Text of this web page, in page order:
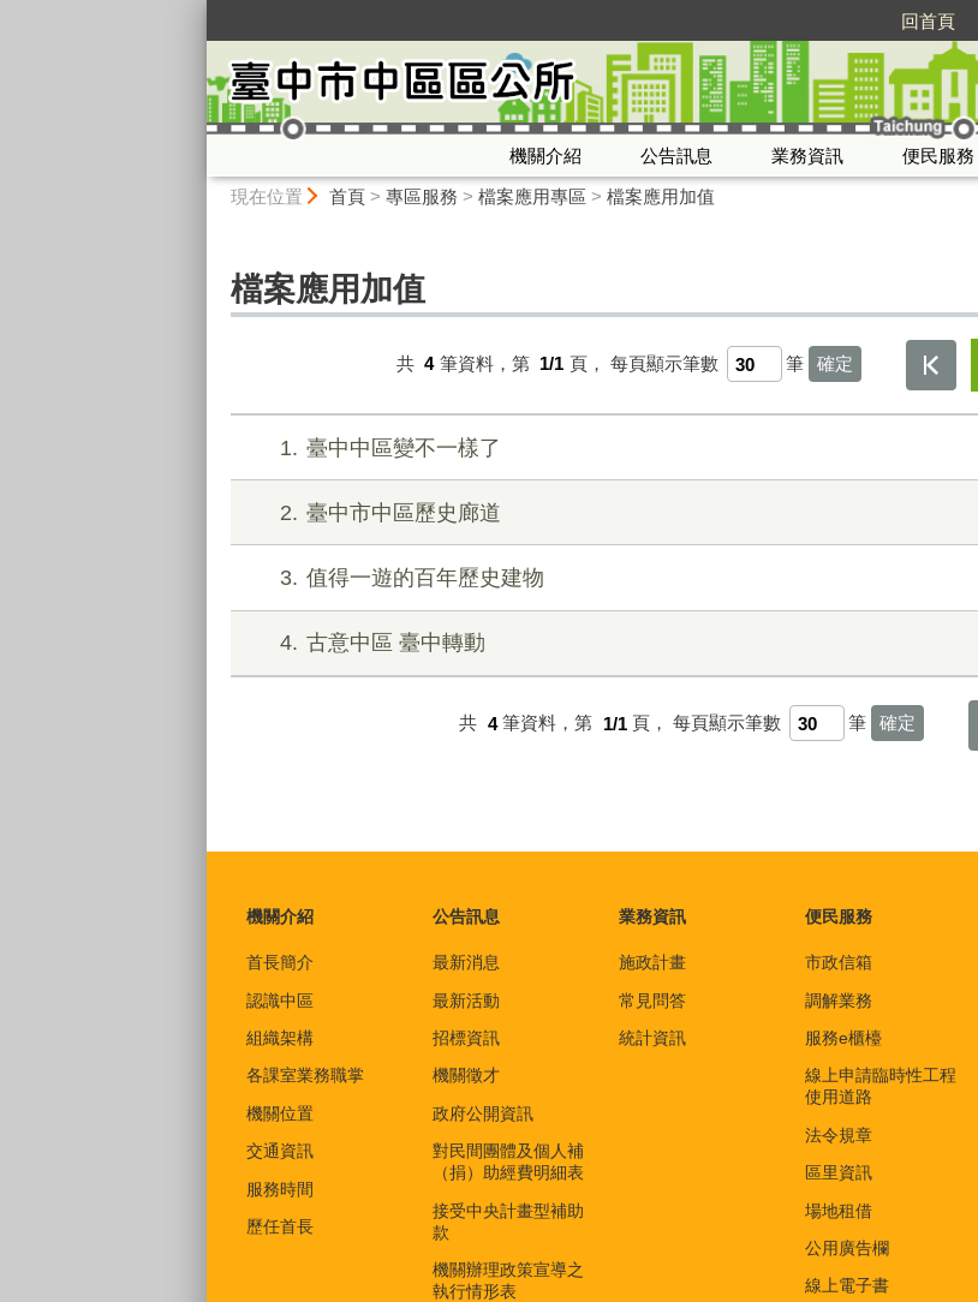
回首頁
機關介紹 公告訊息 業務資訊 便民服務
現在位置 首頁> 專區服務 > 檔案應用專區 > 檔案應用加值
檔案應用加值
共 4 筆資料，第 1/1 頁， 每頁顯示筆數 筆
1 臺中中區變不一樣了
2 臺中市中區歷史廊道
3 值得一遊的百年歷史建物
4 古意中區 臺中轉動
共 4 筆資料，第 1/1 頁， 每頁顯示筆數 筆
機關介紹
首長簡介
認識中區
組織架構
各課室業務職掌
機關位置
交通資訊
服務時間
歷任首長
公告訊息
最新消息
最新活動
招標資訊
機關徵才
政府公開資訊
對民間團體及個人補
（捐）助經費明細表
接受中央計畫型補助
款
機關辦理政策宣導之
執行情形表
業務資訊
施政計畫
常見問答
統計資訊
便民服務
市政信箱
調解業務
服務e櫃檯
線上申請臨時性工程
使用道路
法令規章
區里資訊
場地租借
公用廣告欄
線上電子書